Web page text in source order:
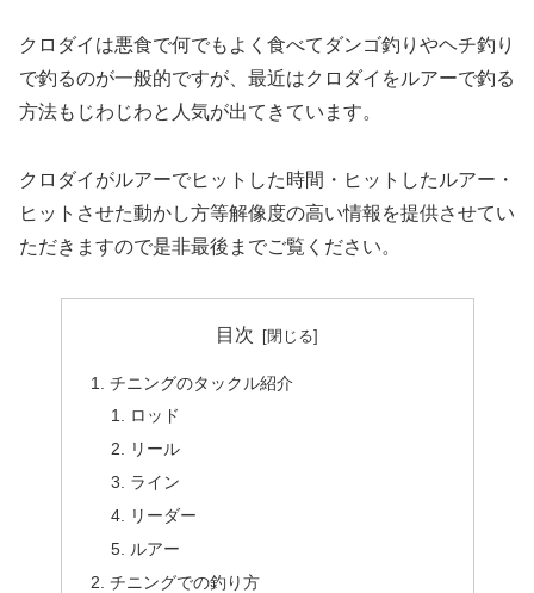
クロダイは悪食で何でもよく食べてダンゴ釣りやヘチ釣り
で釣るのが一般的ですが、最近はクロダイをルアーで釣る
方法もじわじわと人気が出てきています。
クロダイがルアーでヒットした時間・ヒットしたルアー・
ヒットさせた動かし方等解像度の高い情報を提供させてい
ただきますので是非最後までご覧ください。
目次
チニングのタックル紹介
ロッド
リール
ライン
リーダー
ルアー
チニングでの釣り方